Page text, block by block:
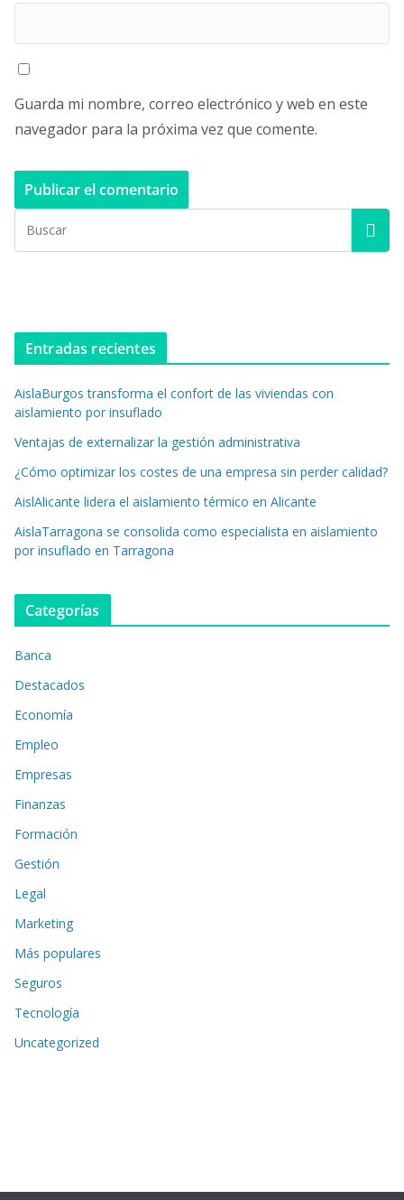
Guarda mi nombre, correo electrónico y web en este
navegador para la próxima vez que comente.
Entradas recientes
AislaBurgos transforma el confort de las viviendas con
aislamiento por insuflado
Ventajas de externalizar la gestión administrativa
¿Cómo optimizar los costes de una empresa sin perder calidad?
AislAlicante lidera el aislamiento térmico en Alicante
AislaTarragona se consolida como especialista en aislamiento
por insuflado en Tarragona
Categorías
Banca
Destacados
Economía
Empleo
Empresas
Finanzas
Formación
Gestión
Legal
Marketing
Más populares
Seguros
Tecnología
Uncategorized